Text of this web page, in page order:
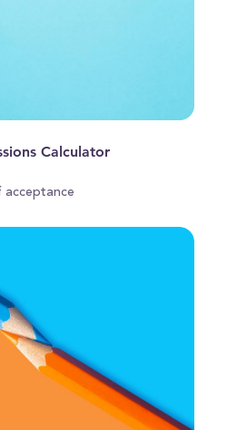
Calculator
acceptance